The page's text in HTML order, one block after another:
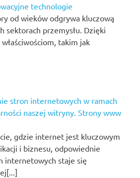
technologie
od wieków odgrywa kluczową
sektorach przemysłu. Dzięki
takim jak
stron internetowych w ramach
naszej witryny. Strony www
gdzie internet jest kluczowym
i biznesu, odpowiednie
internetowych staje się